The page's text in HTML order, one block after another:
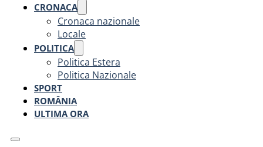
CRONACA
Cronaca nazionale
Locale
POLITICA
Politica Estera
Politica Nazionale
SPORT
ROMÂNIA
ULTIMA ORA